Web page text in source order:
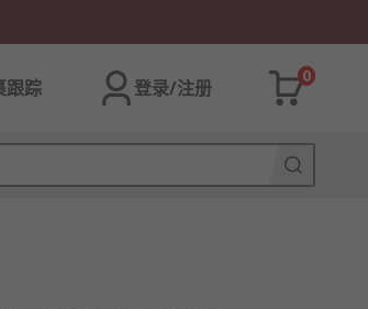
跟踪 登录/注册
0